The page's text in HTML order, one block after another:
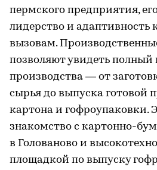
пермского предприятия,
лидерство и адаптивность
вызовам.
позволяют увидеть полный
производства — от
сырья до выпуска готовой
картона и гофроупаковки.
знакомство с картонно-
в Голованово и
площадкой по выпуску